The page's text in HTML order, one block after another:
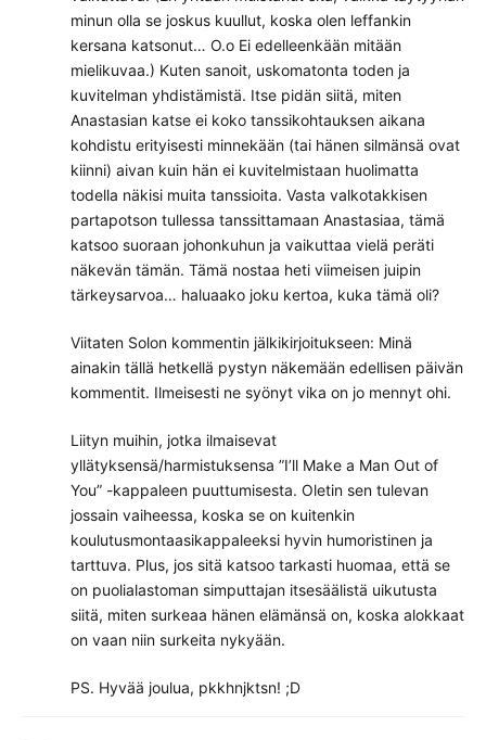
minun olla se joskus kuullut, koska olen leffankin
kersana katsonut… O.o Ei edelleenkään mitään
mielikuvaa.) Kuten sanoit, uskomatonta toden ja
kuvitelman yhdistämistä. Itse pidän siitä, miten
Anastasian katse ei koko tanssikohtauksen aikana
kohdistu erityisesti minnekään (tai hänen silmänsä ovat
kiinni) aivan kuin hän ei kuvitelmistaan huolimatta
todella näkisi muita tanssioita. Vasta valkotakkisen
partapotson tullessa tanssittamaan Anastasiaa, tämä
katsoo suoraan johonkuhun ja vaikuttaa vielä peräti
näkevän tämän. Tämä nostaa heti viimeisen juipin
tärkeysarvoa… haluaako joku kertoa, kuka tämä oli?
Viitaten Solon kommentin jälkikirjoitukseen: Minä
ainakin tällä hetkellä pystyn näkemään edellisen päivän
kommentit. Ilmeisesti ne syönyt vika on jo mennyt ohi.
Liityn muihin, jotka ilmaisevat
yllätyksensä/harmistuksensa ”I’ll Make a Man Out of
You” -kappaleen puuttumisesta. Oletin sen tulevan
jossain vaiheessa, koska se on kuitenkin
koulutusmontaasikappaleeksi hyvin humoristinen ja
tarttuva. Plus, jos sitä katsoo tarkasti huomaa, että se
on puolialastoman simputtajan itsesäälistä uikutusta
siitä, miten surkeaa hänen elämänsä on, koska alokkaat
on vaan niin surkeita nykyään.
PS. Hyvää joulua, pkkhnjktsn! ;D